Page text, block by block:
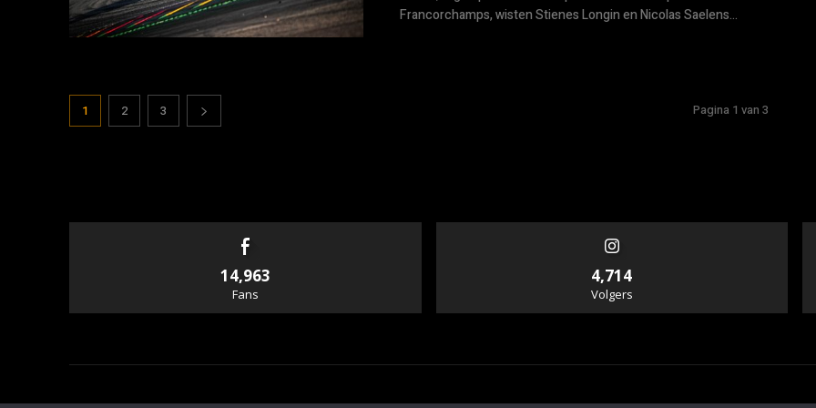
Francorchamps, wisten Stienes Longin en Nicolas Saelens...
1 2 3 Pagina 1 van 3
14,963
Fans
4,714
Volgers